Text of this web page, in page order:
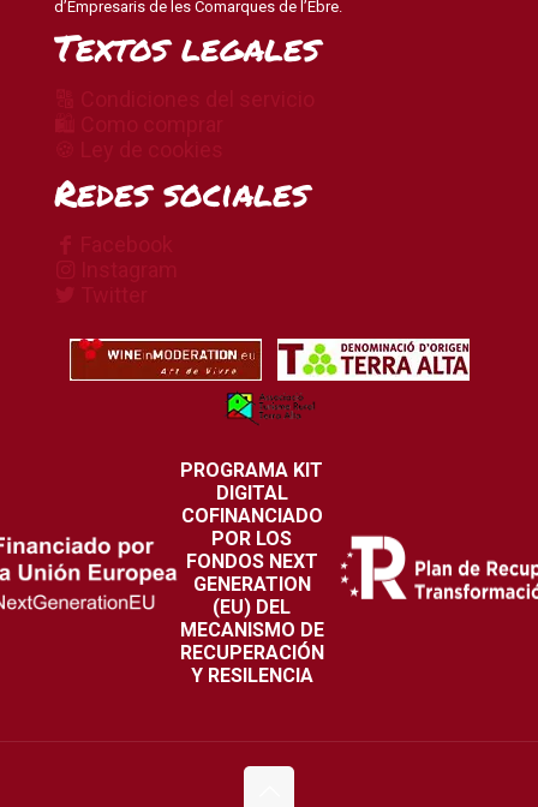
d’Empresaris de les Comarques de l’Ebre.
Textos legales
Redes sociales
PROGRAMA KIT
DIGITAL
COFINANCIADO
POR LOS
FONDOS NEXT
GENERATION
(EU) DEL
MECANISMO DE
RECUPERACIÓN
Y RESILENCIA